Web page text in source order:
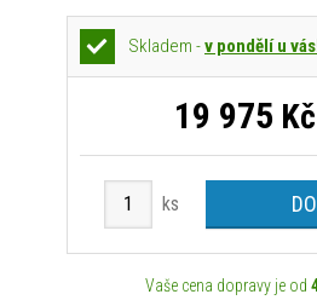
Skladem -v pondělí u
19 975 Kč
ks
Vaše cena dopravy je od